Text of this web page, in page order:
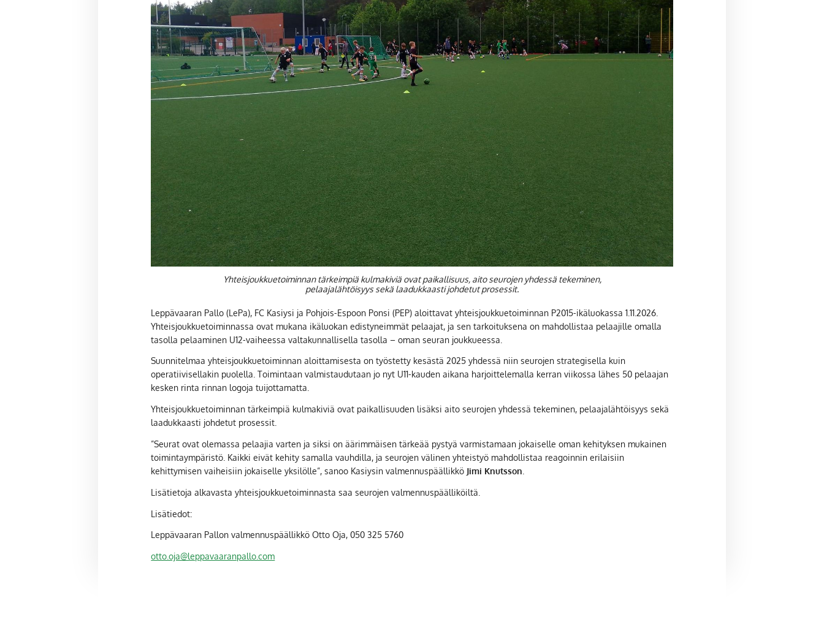
Yhteisjoukkuetoiminnan tärkeimpiä kulmakiviä ovat paikallisuus, aito seurojen yhdessä tekeminen,
pelaajalähtöisyys sekä laadukkaasti johdetut prosessit.
Leppävaaran Pallo (LePa), FC Kasiysi ja Pohjois-Espoon Ponsi (PEP) aloittavat yhteisjoukkuetoiminnan P2015-ikäluokassa 1.11.2026.
Yhteisjoukkuetoiminnassa ovat mukana ikäluokan edistyneimmät pelaajat, ja sen tarkoituksena on mahdollistaa pelaajille omalla
tasolla pelaaminen U12-vaiheessa valtakunnallisella tasolla – oman seuran joukkueessa.
Suunnitelmaa yhteisjoukkuetoiminnan aloittamisesta on työstetty kesästä 2025 yhdessä niin seurojen strategisella kuin
operatiivisellakin puolella. Toimintaan valmistaudutaan jo nyt U11-kauden aikana harjoittelemalla kerran viikossa lähes 50 pelaajan
kesken rinta rinnan logoja tuijottamatta.
Yhteisjoukkuetoiminnan tärkeimpiä kulmakiviä ovat paikallisuuden lisäksi aito seurojen yhdessä tekeminen, pelaajalähtöisyys sekä
laadukkaasti johdetut prosessit.
”Seurat ovat olemassa pelaajia varten ja siksi on äärimmäisen tärkeää pystyä varmistamaan jokaiselle oman kehityksen mukainen
toimintaympäristö. Kaikki eivät kehity samalla vauhdilla, ja seurojen välinen yhteistyö mahdollistaa reagoinnin erilaisiin
kehittymisen vaiheisiin jokaiselle yksilölle”, sanoo Kasiysin valmennuspäällikkö Jimi Knutsson
Lisätietoja alkavasta yhteisjoukkuetoiminnasta saa seurojen valmennuspäälliköiltä.
Lisätiedot:
Leppävaaran Pallon valmennuspäällikkö Otto Oja, 050 325 5760
otto.oja@leppavaaranpallo.com